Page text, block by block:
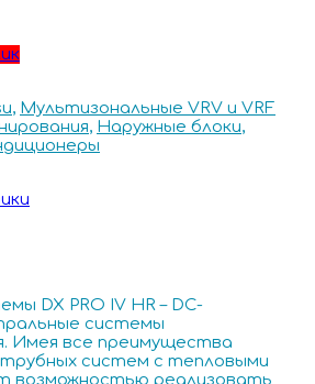
, Мультизональные VRV и VRF
, Наружные блоки,
DX PRO IV HR – DC-
системы
Имея все преимущества
систем с тепловыми
возможностью реализовать